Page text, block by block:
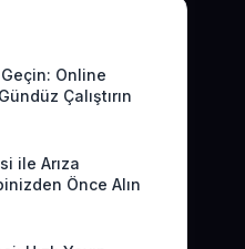
Online
Çalıştırın
ile Arıza
Önce Alın